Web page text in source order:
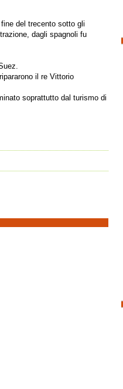
del trecento sotto gli
dagli spagnoli fu
il re Vittorio
soprattutto dal turismo di